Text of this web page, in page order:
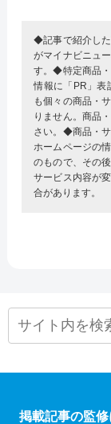
◆記事で紹介し
がマイナビニュ
す。◆特定商品
情報に「PR」表
も個々の商品・
りません。商品
さい。◆商品・
ホームページの
のもので、その
サービス内容が
合があります。
掲載記事の監